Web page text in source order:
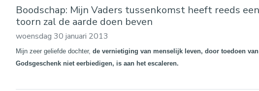
Boodschap: Mijn Vaders tussenkomst heeft reeds
toorn zal de aarde doen beven
woensdag 30 januari 2013
Mijn zeer geliefde dochter, de vernietiging van menselijk leven, door toedoen
Godsgeschenk niet eerbiedigen, is aan het escaleren.